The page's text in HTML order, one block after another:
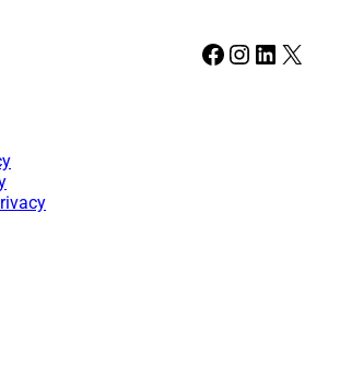
Facebook Instagram LinkedIn X